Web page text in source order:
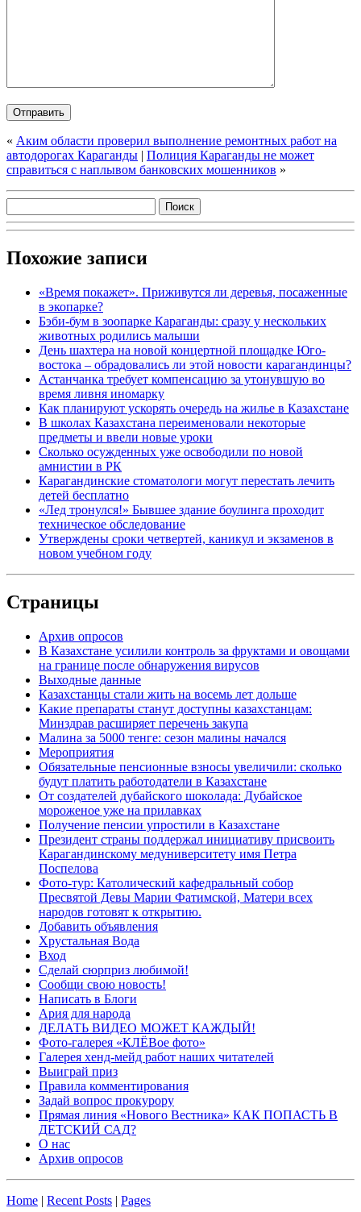
« Аким области проверил выполнение ремонтных работ на
автодорогах Караганды | Полиция Караганды не может
справиться с наплывом банковских мошенников »
Похожие записи
«Время покажет». Приживутся ли деревья, посаженные
в экопарке?
Бэби-бум в зоопарке Караганды: сразу у нескольких
животных родились малыши
День шахтера на новой концертной площадке Юго-
востока – обрадовались ли этой новости карагандинцы?
Астанчанка требует компенсацию за утонувшую во
время ливня иномарку
Как планируют ускорять очередь на жилье в Казахстане
В школах Казахстана переименовали некоторые
предметы и ввели новые уроки
Сколько осужденных уже освободили по новой
амнистии в РК
Карагандинские стоматологи могут перестать лечить
детей бесплатно
«Лед тронулся!» Бывшее здание боулинга проходит
техническое обследование
Утверждены сроки четвертей, каникул и экзаменов в
новом учебном году
Страницы
Архив опросов
В Казахстане усилили контроль за фруктами и овощами
на границе после обнаружения вирусов
Выходные данные
Казахстанцы стали жить на восемь лет дольше
Какие препараты станут доступны казахстанцам:
Минздрав расширяет перечень закупа
Малина за 5000 тенге: сезон малины начался
Мероприятия
Обязательные пенсионные взносы увеличили: сколько
будут платить работодатели в Казахстане
От создателей дубайского шоколада: Дубайское
мороженое уже на прилавках
Получение пенсии упростили в Казахстане
Президент страны поддержал инициативу присвоить
Карагандинскому медуниверситету имя Петра
Поспелова
Фото-тур: Католический кафедральный собор
Пресвятой Девы Марии Фатимской, Матери всех
народов готовят к открытию.
Добавить объявления
Хрустальная Вода
Вход
Сделай сюрприз любимой!
Сообщи свою новость!
Написать в Блоги
Ария для народа
ДЕЛАТЬ ВИДЕО МОЖЕТ КАЖДЫЙ!
Фото-галерея «КЛЁВое фото»
Галерея хенд-мейд работ наших читателей
Выиграй приз
Правила комментирования
Задай вопрос прокурору
Прямая линия «Нового Вестника» КАК ПОПАСТЬ В
ДЕТСКИЙ САД?
О нас
Архив опросов
Home | Recent Posts | Pages